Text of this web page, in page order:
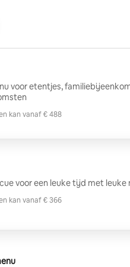
voor etentjes,
kan vanaf € 488
voor een leuke tijd met leuke
kan vanaf € 366